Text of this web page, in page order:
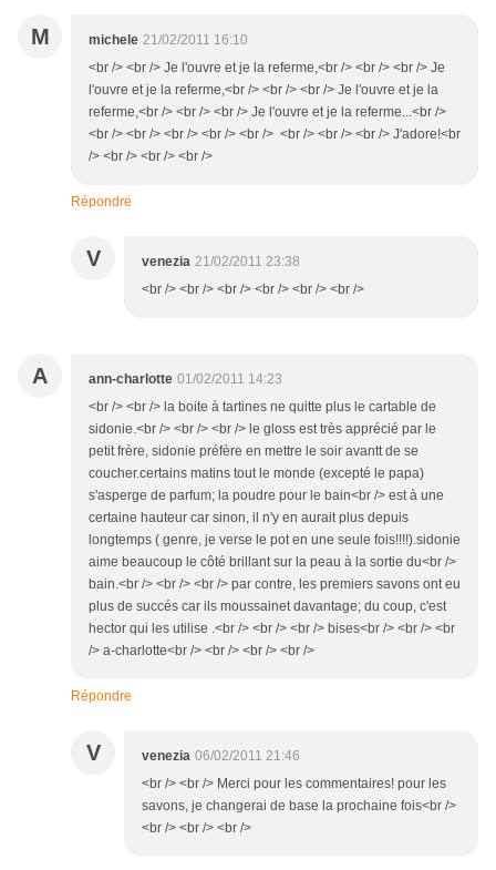
M michele 21/02/2011 16:10
<br /> <br /> Je l'ouvre et je la referme,<br /> <br /> <br /> Je
l'ouvre et je la referme,<br /> <br /> <br /> Je l'ouvre et je la
referme,<br /> <br /> <br /> Je l'ouvre et je la referme...<br />
<br /> <br /> <br /> <br /> <br /> <br /> <br /> <br /> J'adore!<br
/> <br /> <br /> <br />
Répondre
V venezia 21/02/2011 23:38
<br /> <br /> <br /> <br /> <br /> <br />
A ann-charlotte 01/02/2011 14:23
<br /> <br /> la boite à tartines ne quitte plus le cartable de
sidonie.<br /> <br /> <br /> le gloss est très apprécié par le
petit frère, sidonie préfère en mettre le soir avantt de se
coucher.certains matins tout le monde (excepté le papa)
s'asperge de parfum; la poudre pour le bain<br /> est à une
certaine hauteur car sinon, il n'y en aurait plus depuis
longtemps ( genre, je verse le pot en une seule fois!!!!).sidonie
aime beaucoup le côté brillant sur la peau à la sortie du<br />
bain.<br /> <br /> <br /> par contre, les premiers savons ont eu
plus de succés car ils moussainet davantage; du coup, c'est
hector qui les utilise .<br /> <br /> <br /> bises<br /> <br /> <br
/> a-charlotte<br /> <br /> <br /> <br />
Répondre
V venezia 06/02/2011 21:46
<br /> <br /> Merci pour les commentaires! pour les
savons, je changerai de base la prochaine fois<br />
<br /> <br /> <br />